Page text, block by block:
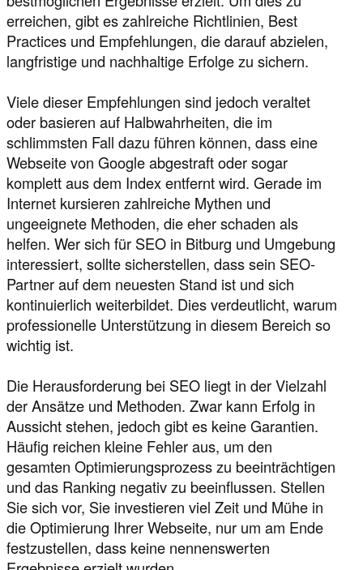
erreichen, gibt es zahlreiche Richtlinien, Best
Practices und Empfehlungen, die darauf abzielen,
langfristige und nachhaltige Erfolge zu sichern.
Viele dieser Empfehlungen sind jedoch veraltet
oder basieren auf Halbwahrheiten, die im
schlimmsten Fall dazu führen können, dass eine
Webseite von Google abgestraft oder sogar
komplett aus dem Index entfernt wird. Gerade im
Internet kursieren zahlreiche Mythen und
ungeeignete Methoden, die eher schaden als
helfen. Wer sich für SEO in Bitburg und Umgebung
interessiert, sollte sicherstellen, dass sein SEO-
Partner auf dem neuesten Stand ist und sich
kontinuierlich weiterbildet. Dies verdeutlicht, warum
professionelle Unterstützung in diesem Bereich so
wichtig ist.
Die Herausforderung bei SEO liegt in der Vielzahl
der Ansätze und Methoden. Zwar kann Erfolg in
Aussicht stehen, jedoch gibt es keine Garantien.
Häufig reichen kleine Fehler aus, um den
gesamten Optimierungsprozess zu beeinträchtigen
und das Ranking negativ zu beeinflussen. Stellen
Sie sich vor, Sie investieren viel Zeit und Mühe in
die Optimierung Ihrer Webseite, nur um am Ende
festzustellen, dass keine nennenswerten